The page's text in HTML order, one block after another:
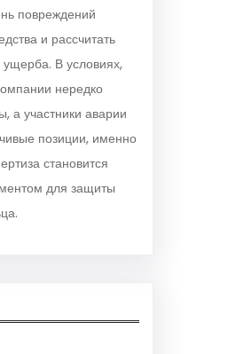
повреждений
и рассчитать
В условиях,
нередко
а участники аварии
позиции, именно
становится
для защиты